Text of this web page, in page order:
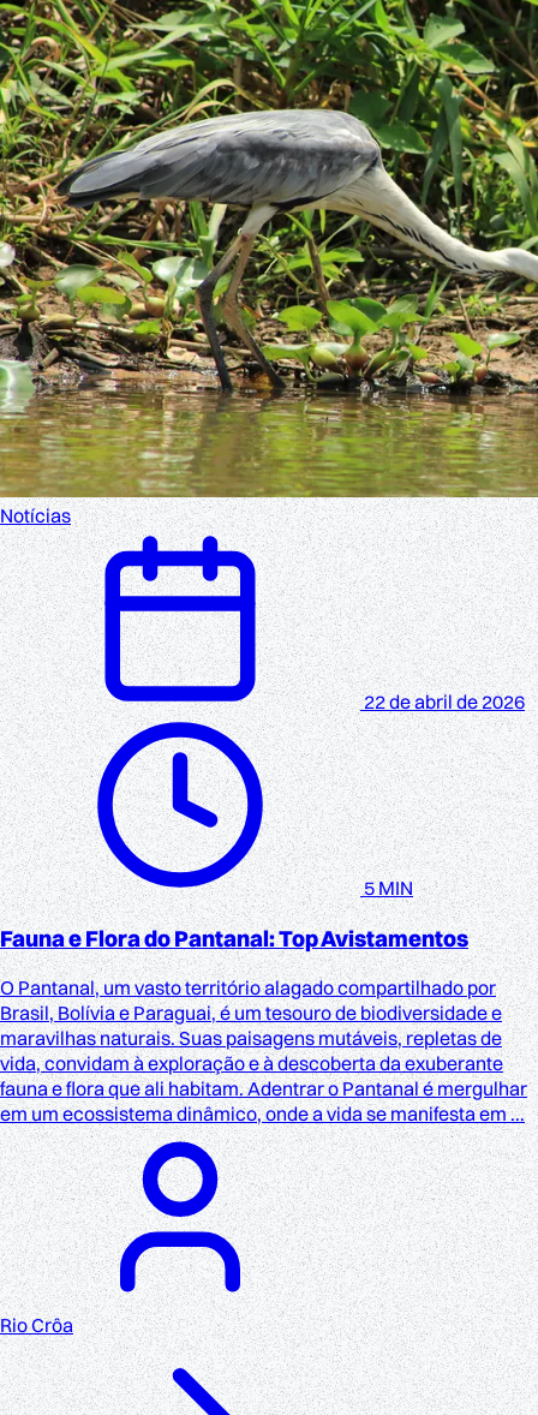
Notícias
22 de abril de 2026
5 MIN
Fauna e Flora do Pantanal: Top Avistamentos
O Pantanal, um vasto território alagado compartilhado por
Brasil, Bolívia e Paraguai, é um tesouro de biodiversidade e
maravilhas naturais. Suas paisagens mutáveis, repletas de
vida, convidam à exploração e à descoberta da exuberante
fauna e flora que ali habitam. Adentrar o Pantanal é mergulhar
em um ecossistema dinâmico, onde a vida se manifesta em ...
Rio Crôa